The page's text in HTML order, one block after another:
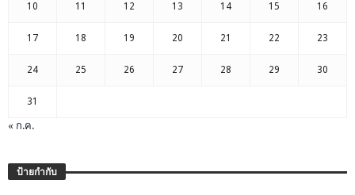
10 11 12 13 14 15 16
17 18 19 20 21 22 23
24 25 26 27 28 29 30
31
« ก.ค.
ป้ายกำกับ